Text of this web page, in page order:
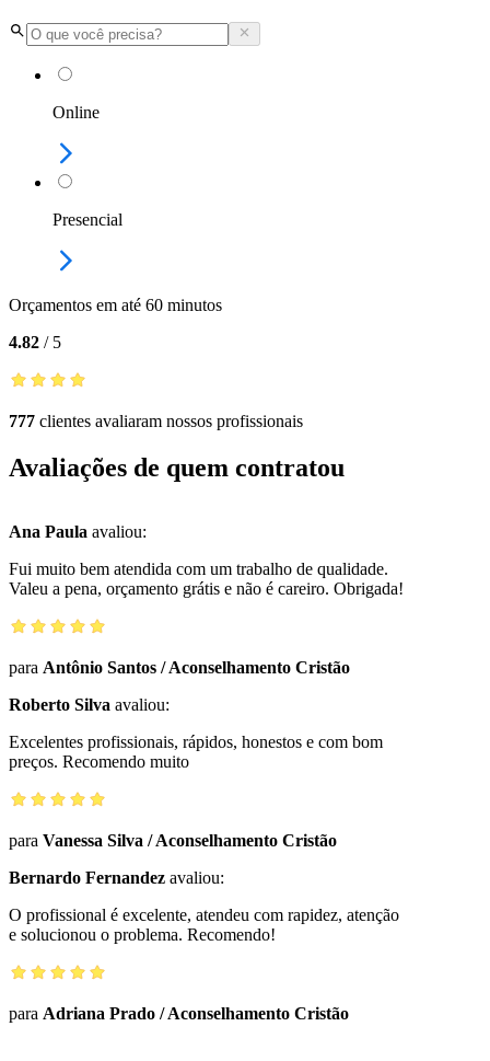
Online
Presencial
Orçamentos em até 60 minutos
4.82 / 5
777 clientes avaliaram nossos profissionais
Avaliações de quem contratou
Ana Paula avaliou:
Fui muito bem atendida com um trabalho de qualidade.
Valeu a pena, orçamento grátis e não é careiro. Obrigada!
para Antônio Santos /Aconselhamento Cristão
Roberto Silva avaliou:
Excelentes profissionais, rápidos, honestos e com bom
preços. Recomendo muito
para Vanessa Silva /Aconselhamento Cristão
Bernardo Fernandez avaliou:
O profissional é excelente, atendeu com rapidez, atenção
e solucionou o problema. Recomendo!
para Adriana Prado /Aconselhamento Cristão